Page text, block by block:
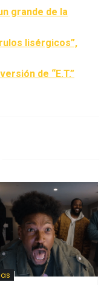
grande de la
lisérgicos”,
de “E.T.”